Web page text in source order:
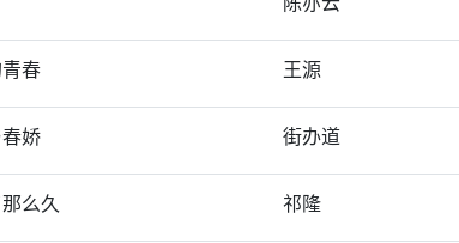
春 王源
娇 街办道
么久 祁隆